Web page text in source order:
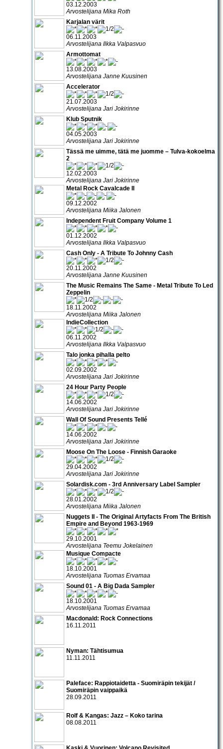
03.12.2003
Arvostelijana Mika Roth
Karjalan värit
06.11.2003
Arvostelijana Ilkka Valpasvuo
Armottomat
13.08.2003
Arvostelijana Janne Kuusinen
Accelerator
21.07.2003
Arvostelijana Jari Jokirinne
Klub Sputnik
04.05.2003
Arvostelijana Jari Jokirinne
Tässä me uimme, tätä me juomme – Tulva-kokoelma
2
12.02.2003
Arvostelijana Jari Jokirinne
Metal Rock Cavalcade II
09.12.2002
Arvostelijana Miika Jalonen
Independent Fruit Company Volume 1
01.12.2002
Arvostelijana Ilkka Valpasvuo
Cash Only - A Tribute To Johnny Cash
20.11.2002
Arvostelijana Janne Kuusinen
The Music Remains The Same - Metal Tribute To Led
Zeppelin
18.11.2002
Arvostelijana Miika Jalonen
IndieCollection
06.11.2002
Arvostelijana Ilkka Valpasvuo
Talo jonka pihalla pelto
02.09.2002
Arvostelijana Jari Jokirinne
24 Hour Party People
14.06.2002
Arvostelijana Jari Jokirinne
Wall Of Sound Presents Tellé
14.06.2002
Arvostelijana Jari Jokirinne
Moose On The Loose - Finnish Garaoke
29.04.2002
Arvostelijana Jari Jokirinne
Solardisk.com - 3rd Anniversary Label Sampler
28.01.2002
Arvostelijana Miika Jalonen
Nuggets II - The Original Artyfacts From The British
Empire and Beyond 1963-1969
29.10.2001
Arvostelijana Teemu Jokelainen
Musique Compacte
18.10.2001
Arvostelijana Tuomas Ervamaa
Sound 01 - A Big Dada Sampler
18.10.2001
Arvostelijana Tuomas Ervamaa
Macdonald: Rock Connections
16.11.2011
Nyman: Tähtisumua
11.11.2011
Paleface: Rappiotaidetta - Suomiräpin tekijät /
Suomiräpin vaippaikä
28.09.2011
Rolf & Kangas: Jazz – Koko tarina
08.08.2011